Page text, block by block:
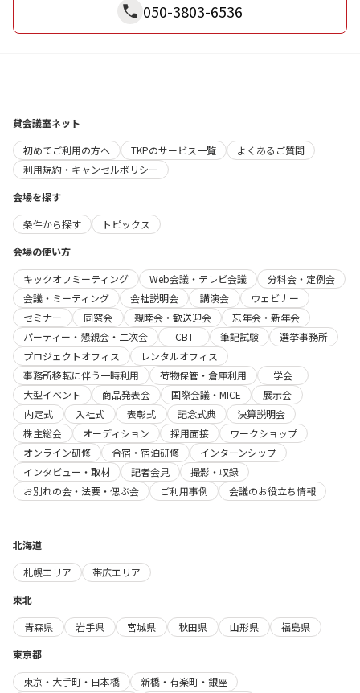
050-3803-6536
貸会議室ネット
初めてご利用の方へ
TKPのサービス一覧
よくあるご質問
利用規約・キャンセルポリシー
会場を探す
条件から探す
トピックス
会場の使い方
キックオフミーティング
Web会議・テレビ会議
分科会・定例会
会議・ミーティング
会社説明会 講演会
ウェビナー
セミナー
同窓会 親睦会・歓送迎会
忘年会・新年会
パーティー・懇親会・二次会
CBT 筆記試験
選挙事務所
プロジェクトオフィス
レンタルオフィス
事務所移転に伴う一時利用
荷物保管・倉庫利用
学会
大型イベント
商品発表会 国際会議・MICE
展示会
内定式
入社式 表彰式 記念式典
決算説明会
株主総会
オーディション 採用面接
ワークショップ
オンライン研修
合宿・宿泊研修
インターンシップ
インタビュー・取材
記者会見
撮影・収録
お別れの会・法要・偲ぶ会
ご利用事例 会議のお役立ち情報
北海道
札幌エリア
帯広エリア
東北
青森県
岩手県 宮城県 秋田県 山形県
福島県
東京都
東京・大手町・日本橋
新橋・有楽町・銀座